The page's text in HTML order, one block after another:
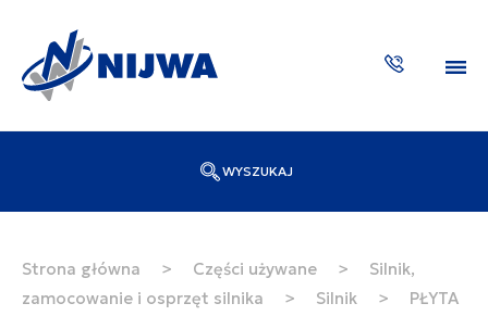
WYSZUKAJ
SZUKAJ
Strona główna > Części używane >
Silnik,
zamocowanie i osprzęt silnika
> Silnik >
PŁYTA